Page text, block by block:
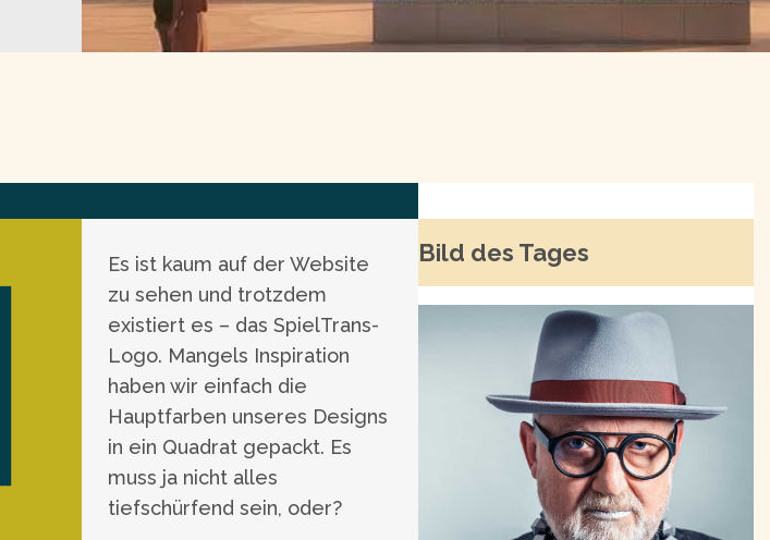
Es ist kaum auf der Website
zu sehen und trotzdem
existiert es – das SpielTrans-
Logo. Mangels Inspiration
haben wir einfach die
Hauptfarben unseres Designs
in ein Quadrat gepackt. Es
muss ja nicht alles
tiefschürfend sein, oder?
Bild des Tages